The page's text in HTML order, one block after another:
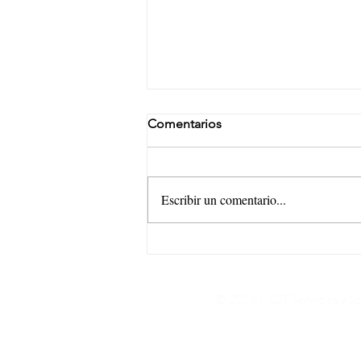
Comentarios
Escribir un comentario...